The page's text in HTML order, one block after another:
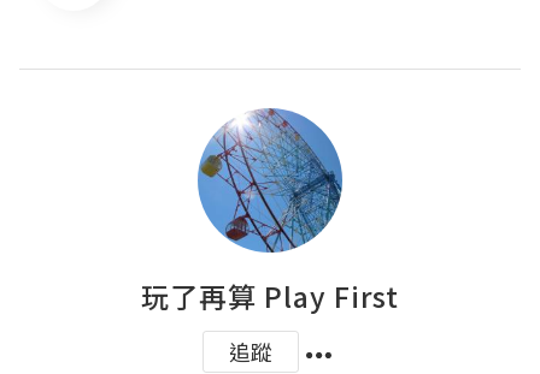
玩了再算 Play First
追蹤